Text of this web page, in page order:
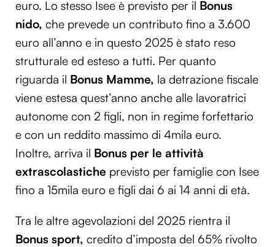
euro. Lo stesso Isee è previsto per il Bonus
nido, che prevede un contributo fino a 3.600
euro all’anno e in questo 2025 è stato reso
strutturale ed esteso a tutti. Per quanto
riguarda il Bonus Mamme, la detrazione fiscale
viene estesa quest’anno anche alle lavoratrici
autonome con 2 figli, non in regime forfettario
e con un reddito massimo di 4mila euro.
Inoltre, arriva il Bonus per le attività
extrascolastiche previsto per famiglie con Isee
fino a 15mila euro e figli dai 6 ai 14 anni di età.
Tra le altre agevolazioni del 2025 rientra il
Bonus sport, credito d’imposta del 65% rivolto